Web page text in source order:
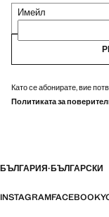
Имейл
Като се абонирате, вие
Политиката за
БЪЛГАРИЯ·БЪЛГАРСКИ
INSTAGRAMFACEBOOK